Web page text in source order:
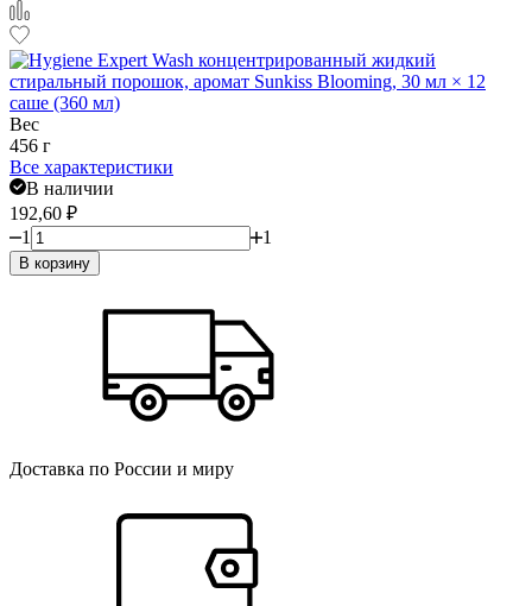
Вес
456 г
Все характеристики
В наличии
192,60 ₽
1
1
В корзину
Доставка по России и миру